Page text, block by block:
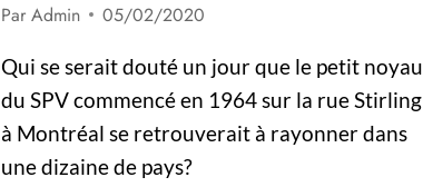
ParAdmin
05/02/2020
Qui se serait douté un jour que le petit noyau
du SPV commencé en 1964 sur la rue Stirling
à Montréal se retrouverait à rayonner dans
une dizaine de pays?